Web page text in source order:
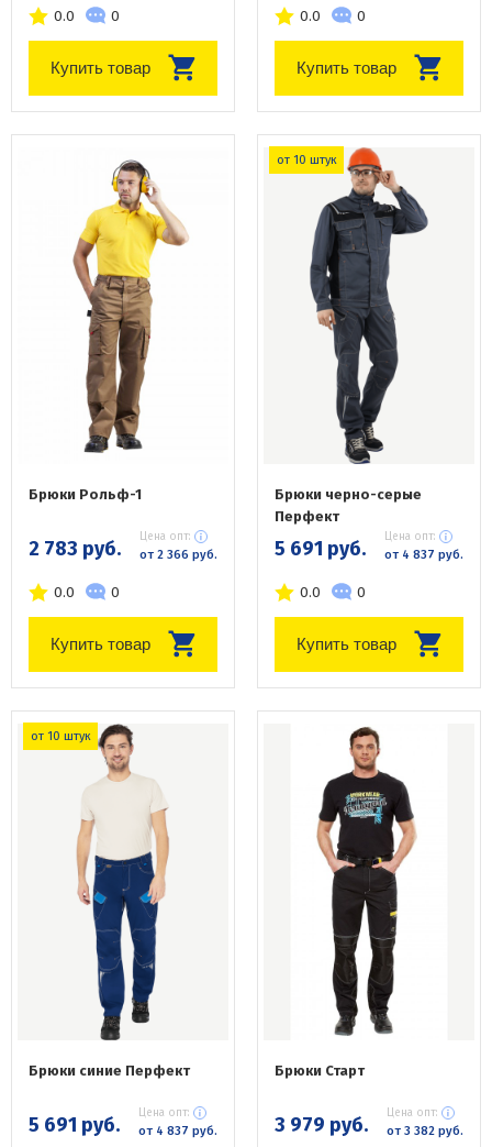
0.0 0
Купить товар
0.0 0
Купить товар
Брюки Рольф-1
2 783 руб. Цена опт:
от 2 366 руб.
0.0 0
Купить товар
от 10 штук
Брюки черно-серые
Перфект
5 691 руб. Цена опт:
от 4 837 руб.
0.0 0
Купить товар
от 10 штук
Брюки синие Перфект
5 691 руб. Цена опт:
от 4 837 руб.
Брюки Старт
3 979 руб. Цена опт:
от 3 382 руб.